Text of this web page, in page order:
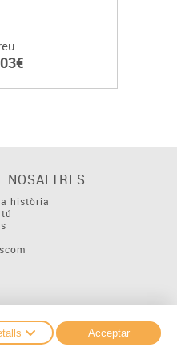
NOSALTRES
història
Acceptar